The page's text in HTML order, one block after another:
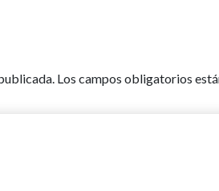
Los campos obligatorios